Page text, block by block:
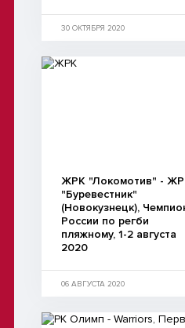
30 ОКТЯБРЯ 2020
ЖРК "Локомотив" -
"Буревестник"
(Новокузнецк),
России по регби
пляжному, 1-2 августа
2020
06 АВГУСТА 2020